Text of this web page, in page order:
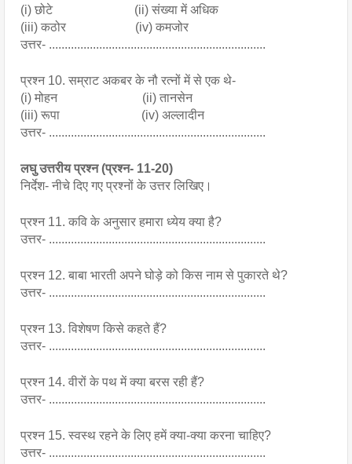
(i) छोटे                          (ii) संख्या में अधिक
(iii) कठोर                      (iv) कमजोर
उत्तर- .....................................................................
प्रश्न 10. सम्राट अकबर के नौ रत्नों में से एक थे-
(i) मोहन                           (ii) तानसेन
(iii) रूपा                          (iv) अल्लादीन
उत्तर- .....................................................................
लघु उत्तरीय प्रश्न (प्रश्न- 11-20)
निर्देश- नीचे दिए गए प्रश्नों के उत्तर लिखिए।
प्रश्न 11. कवि के अनुसार हमारा ध्येय क्या है?
उत्तर- .....................................................................
प्रश्न 12. बाबा भारती अपने घोड़े को किस नाम से पुकारते थे?
उत्तर- .....................................................................
प्रश्न 13. विशेषण किसे कहते हैं?
उत्तर- .....................................................................
प्रश्न 14. वीरों के पथ में क्या बरस रही हैं?
उत्तर- .....................................................................
प्रश्न 15. स्वस्थ रहने के लिए हमें क्या-क्या करना चाहिए?
उत्तर- .....................................................................